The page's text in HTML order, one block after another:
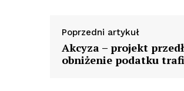
Poprzedni artykuł
Akcyza – projekt
obniżenie podatku